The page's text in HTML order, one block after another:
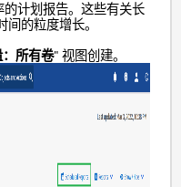
计划报告。这些有关长
间的粒度增长。
所有卷" 视图创建。